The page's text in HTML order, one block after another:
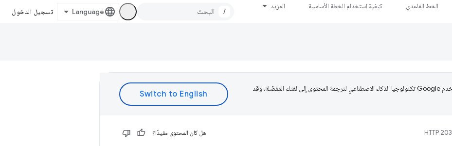
الخط القاعدي كيفية استخدام الخطة الأساسية المزيد
/ تسجيل الدخول
تستخدم Google تكنولوجيا الذكاء الاصطناعي لترجمة المحتوى إلى لغتك المفضّلة، وقد
HTTP 203 هل كان المحتوى مفيدًا؟